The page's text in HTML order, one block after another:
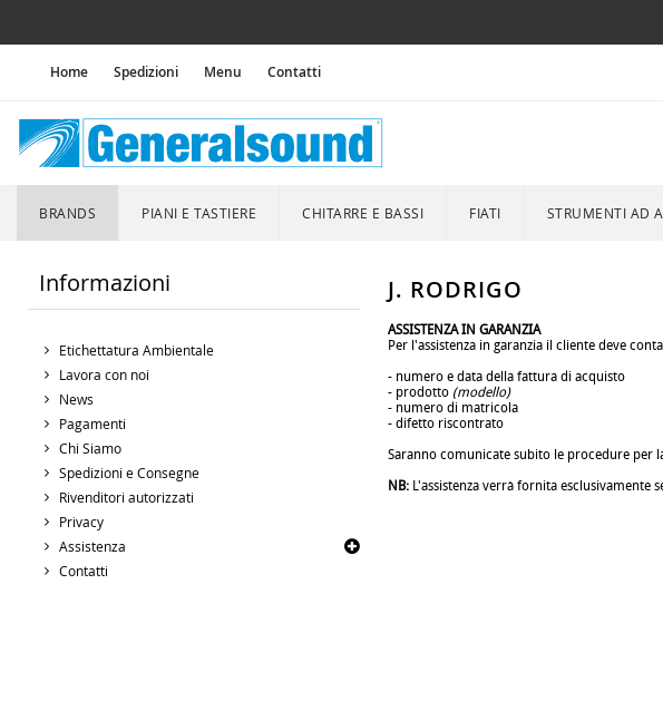
Home Spedizioni Menu Contatti
BRANDS PIANI E TASTIERE CHITARRE E BASSI FIATI STRUMENTI AD
J. RODRIGO
ASSISTENZA IN GARANZIA
Per l'assistenza in garanzia il cliente deve
- numero e data della fattura di acquisto
- prodotto (modello)
- numero di matricola
- difetto riscontrato
Saranno comunicate subito le procedure per
NB: L'assistenza verrà fornita
Informazioni
Etichettatura Ambientale
Lavora con noi
News
Pagamenti
Chi Siamo
Spedizioni e Consegne
Rivenditori autorizzati
Privacy
Assistenza
Contatti